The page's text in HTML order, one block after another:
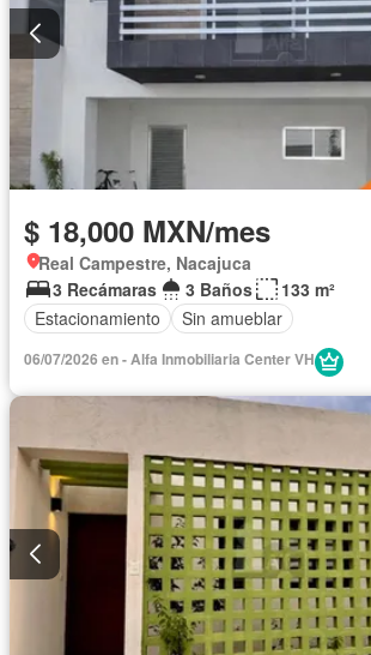
$ 18,000 MXN/mes
Real Campestre, Nacajuca
3 Recámaras
3 Baños
133 m²
Estacionamiento
Sin amueblar
06/07/2026 en - Alfa Inmobiliaria Center VH